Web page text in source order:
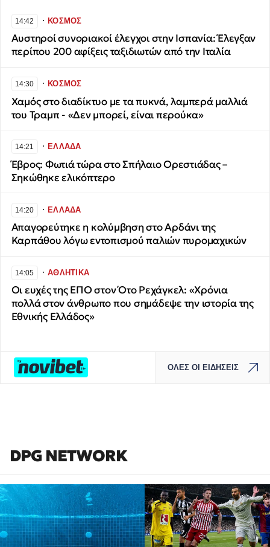
14:42 ∙ΚΟΣΜΟΣ
Αυστηροί συνοριακοί έλεγχοι στην Ισπανία: Έλεγξαν
περίπου 200 αφίξεις ταξιδιωτών από την Ιταλία
14:30 ∙ΚΟΣΜΟΣ
Χαμός στο διαδίκτυο με τα πυκνά, λαμπερά μαλλιά
του Τραμπ - «Δεν μπορεί, είναι περούκα»
14:21 ∙ΕΛΛΑΔΑ
Έβρος: Φωτιά τώρα στο Σπήλαιο Ορεστιάδας –
Σηκώθηκε ελικόπτερο
14:20 ∙ΕΛΛΑΔΑ
Απαγορεύτηκε η κολύμβηση στο Αρδάνι της
Καρπάθου λόγω εντοπισμού παλιών πυρομαχικών
14:05 ∙ΑΘΛΗΤΙΚΑ
Οι ευχές της ΕΠΟ στον Ότο Ρεχάγκελ: «Χρόνια
πολλά στον άνθρωπο που σημάδεψε την ιστορία της
Εθνικής Ελλάδος»
ΟΛΕΣ ΟΙ ΕΙΔΗΣΕΙΣ
DPG NETWORK